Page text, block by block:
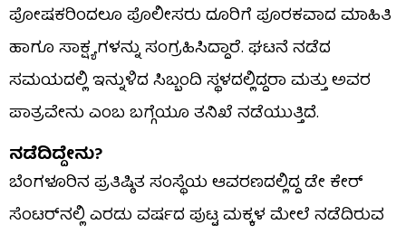
ಪೋಷಕರಿಂದಲೂ ಪೊಲೀಸರು ದೂರಿಗೆ ಪೂರಕವಾದ ಮಾಹಿತಿ
ಹಾಗೂ ಸಾಕ್ಷ್ಯಗಳನ್ನು ಸಂಗ್ರಹಿಸಿದ್ದಾರೆ. ಘಟನೆ ನಡೆದ
ಸಮಯದಲ್ಲಿ ಇನ್ನುಳಿದ ಸಿಬ್ಬಂದಿ ಸ್ಥಳದಲ್ಲಿದ್ದರಾ ಮತ್ತು ಅವರ
ಪಾತ್ರವೇನು ಎಂಬ ಬಗ್ಗೆಯೂ ತನಿಖೆ ನಡೆಯುತ್ತಿದೆ.
ನಡೆದಿದ್ದೇನು?
ಬೆಂಗಳೂರಿನ ಪ್ರತಿಷ್ಠಿತ ಸಂಸ್ಥೆಯ ಆವರಣದಲ್ಲಿದ್ದ ಡೇ ಕೇರ್
ಸೆಂಟರ್‌ನಲ್ಲಿ ಎರಡು ವರ್ಷದ ಪುಟ್ಟ ಮಕ್ಕಳ ಮೇಲೆ ನಡೆದಿರುವ